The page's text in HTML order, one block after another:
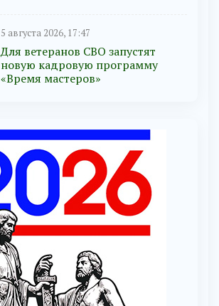
5 августа 2026, 17:47
Для ветеранов СВО запустят
новую кадровую программу
«Время мастеров»